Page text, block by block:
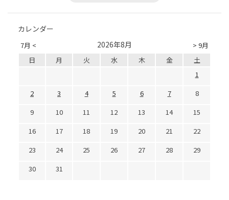
カレンダー
7月 < > 9月
2026年8月
日 月 火 水 木 金
土
1
2
3 4 5 6 7
8
9
10 11 12 13 14
15
16
17 18 19 20 21
22
23
24 25 26 27 28
29
30
31